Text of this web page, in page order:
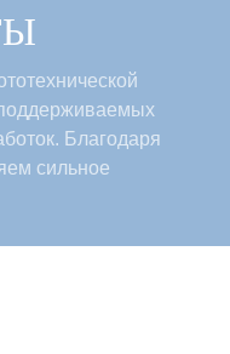
Благодаря
сильное